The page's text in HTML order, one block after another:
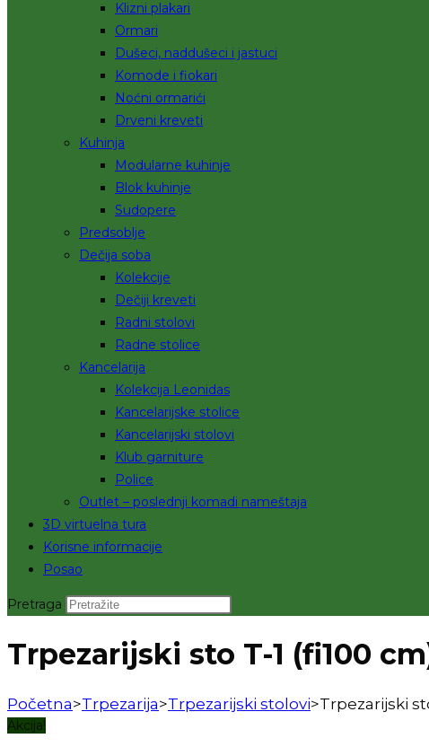
Klizni plakari
Ormari
Dušeci, naddušeci i jastuci
Komode i fiokari
Noćni ormarići
Drveni kreveti
Kuhinja
Modularne kuhinje
Blok kuhinje
Sudopere
Predsoblje
Dečija soba
Kolekcije
Dečiji kreveti
Radni stolovi
Radne stolice
Kancelarija
Kolekcija Leonidas
Kancelarijske stolice
Kancelarijski stolovi
Klub garniture
Police
Outlet – poslednji komadi nameštaja
3D virtuelna tura
Korisne informacije
Posao
Pretraga
Trpezarijski sto T-1 (fi100
Početna>Trpezarija>Trpezarijski stolovi>Trpezarijski
Akcija!